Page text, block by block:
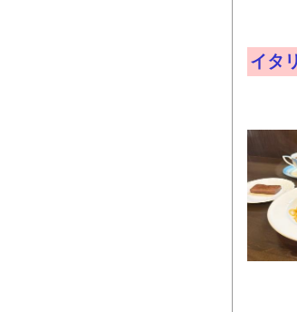
イタ